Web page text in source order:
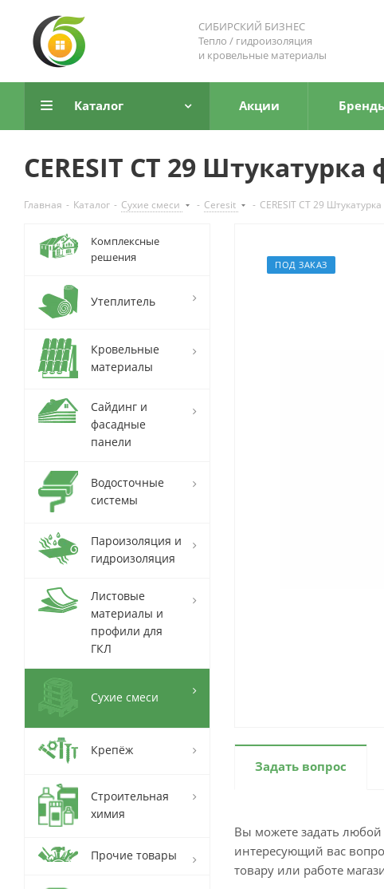
СИБИРСКИЙ БИЗНЕС
Тепло / гидроизоляция
и кровельные материалы
Каталог Акции
CERESIT CT 29
Главная - Каталог - Сухие смеси - Ceresit - CERESIT CT 29
ПОД ЗАКАЗ
Задать вопрос
Вы можете задать любой
интересующий вас
товару или работе
Комплексные
решения
Утеплитель
Кровельные
материалы
Сайдинг и
фасадные
панели
Водосточные
системы
Пароизоляция и
гидроизоляция
Листовые
материалы и
профили для
ГКЛ
Сухие смеси
Крепёж
Строительная
химия
Прочие товары